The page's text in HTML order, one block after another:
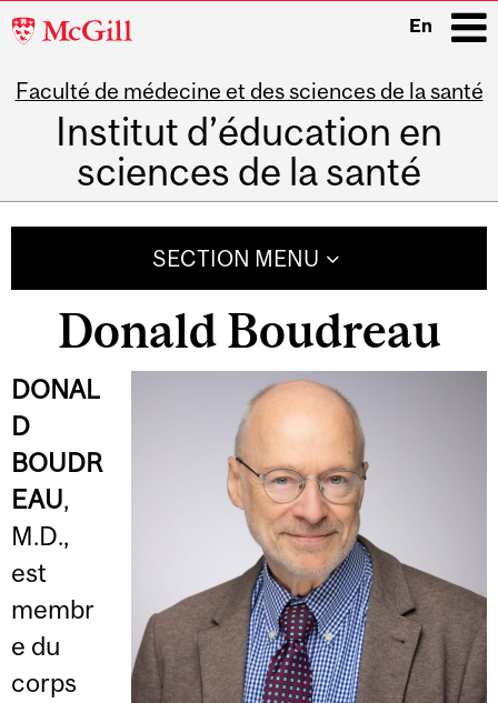
McGill
En
Faculté de médecine et des sciences de la santé
Institut d’éducation en
sciences de la santé
SECTION MENU
Donald Boudreau
DONAL
D
BOUDR
EAU,
M.D.,
est
membr
e du
corps